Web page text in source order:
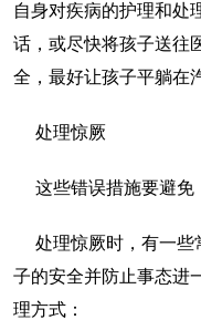
自身对疾病的护理和处
话，或尽快将孩子送往
全，最好让孩子平躺在
处理惊厥
这些错误措施要避免
处理惊厥时，有一些
子的安全并防止事态进
理方式：